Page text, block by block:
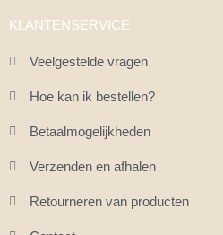
KLANTENSERVICE
Veelgestelde vragen
Hoe kan ik bestellen?
Betaalmogelijkheden
Verzenden en afhalen
Retourneren van producten